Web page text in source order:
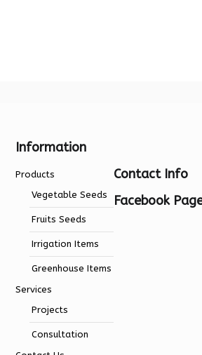
Information
Products
Vegetable Seeds
Fruits Seeds
Irrigation Items
Greenhouse Items
Services
Projects
Consultation
Contact Info
Facebook